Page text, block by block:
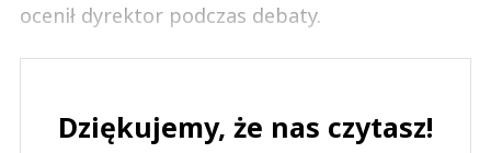
ocenił dyrektor podczas debaty.
Dziękujemy, że nas czytasz!